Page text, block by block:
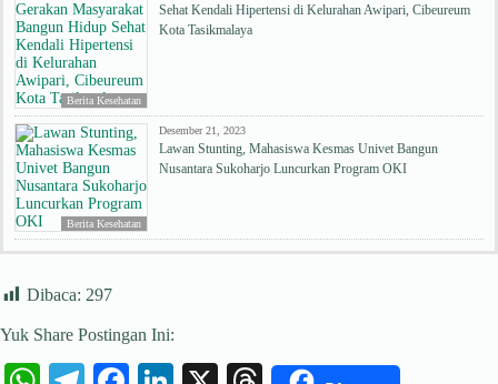
Berita Kesehatan
Sehat Kendali Hipertensi di Kelurahan Awipari, Cibeureum
Kota Tasikmalaya
Berita Kesehatan
Desember 21, 2023
Lawan Stunting, Mahasiswa Kesmas Univet Bangun
Nusantara Sukoharjo Luncurkan Program OKI
Dibaca: 297
Yuk Share Postingan Ini: